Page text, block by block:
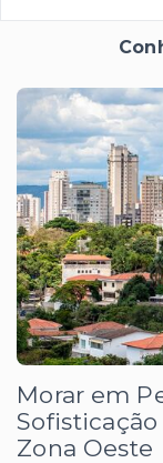
Morar em
Zona Oeste